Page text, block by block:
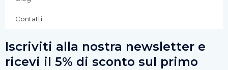
k
-
f
m
Contatti
Iscriviti alla nostra newsletter e
ricevi il 5% di sconto sul primo